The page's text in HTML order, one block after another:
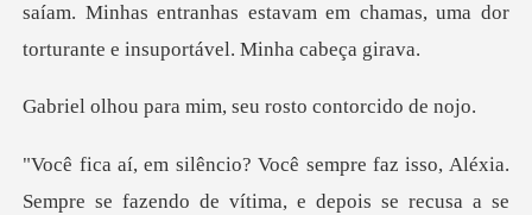
saíam. Minhas entranhas es
a mim, seu rosto
faz isso, Aléxia.
Sempre se fazendo de v